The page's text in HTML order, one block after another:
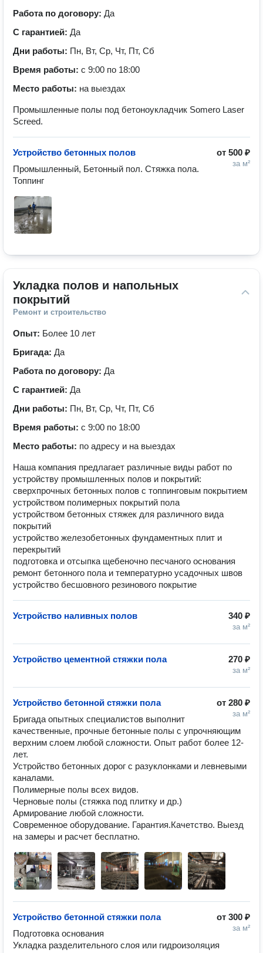
Работа по договору: Да
С гарантией: Да
Дни работы: Пн, Вт, Ср, Чт, Пт, Сб
Время работы: с 9:00 по 18:00
Место работы: на выездах
Промышленные полы под бетоноукладчик Somero Laser
Screed.
от 500 ₽
за м²
Устройство бетонных полов
Промышленный, Бетонный пол. Стяжка пола.
Топпинг
Укладка полов и напольных
покрытий
Ремонт и строительство
Опыт: Более 10 лет
Бригада: Да
Работа по договору: Да
С гарантией: Да
Дни работы: Пн, Вт, Ср, Чт, Пт, Сб
Время работы: с 9:00 по 18:00
Место работы: по адресу и на выездах
Наша компания предлагает различные виды работ по
устройству промышленных полов и покрытий:
сверхпрочных бетонных полов с топпинговым покрытием
устройством полимерных покрытий пола
устройством бетонных стяжек для различного вида
покрытий
устройство железобетонных фундаментных плит и
перекрытий
подготовка и отсыпка щебеночно песчаного основания
ремонт бетонного пола и температурно усадочных швов
устройство бесшовного резинового покрытие
340 ₽
за м²
Устройство наливных полов
270 ₽
за м²
Устройство цементной стяжки пола
от 280 ₽
за м²
Устройство бетонной стяжки пола
Бригада опытных специалистов выполнит
качественные, прочные бетонные полы с упрочняющим
верхним слоем любой сложности. Опыт работ более 12-
лет.
Устройство бетонных дорог с разуклонками и левневыми
каналами.
Полимерные полы всех видов.
Черновые полы (стяжка под плитку и др.)
Армирование любой сложности.
Современное оборудование. Гарантия.Качетство. Выезд
на замеры и расчет бесплатно.
от 300 ₽
за м²
Устройство бетонной стяжки пола
Подготовка основания
Укладка разделительного слоя или гидроизоляция